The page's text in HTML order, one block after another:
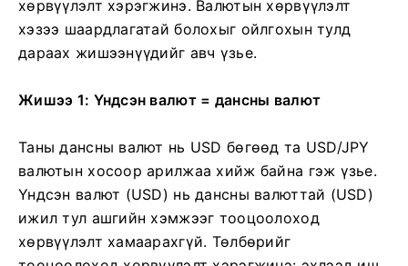
хөрвүүлэлт хэрэгжинэ. Валютын хөрвүүлэлт
хэзээ шаардлагатай болохыг ойлгохын тулд
дараах жишээнүүдийг авч үзье.
Жишээ 1: Үндсэн валют = дансны валют
Таны дансны валют нь USD бөгөөд та USD/JPY
валютын хосоор арилжаа хийж байна гэж үзье.
Үндсэн валют (USD) нь дансны валюттай (USD)
ижил тул ашгийн хэмжээг тооцоолоход
хөрвүүлэлт хамаарахгүй. Төлбөрийг